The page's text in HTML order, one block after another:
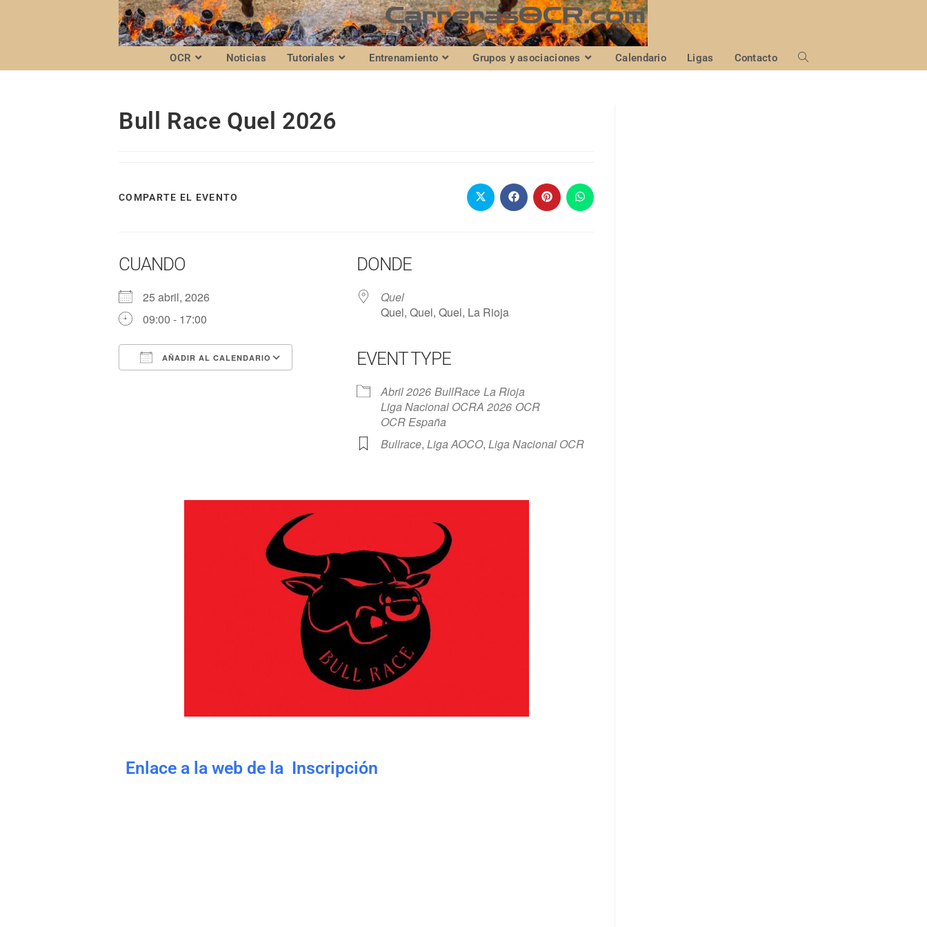
OCR Noticias Tutoriales Entrenamiento Grupos y asociaciones Calendario Ligas Contacto
Bull Race Quel 2026
COMPARTE EL EVENTO
CUANDO
25 abril, 2026
09:00 - 17:00
AÑADIR AL CALENDARIO
Google Calendar
DONDE
Quel
Quel, Quel, Quel, La Rioja
EVENT TYPE
Abril 2026 BullRace La Rioja
Liga Nacional OCRA 2026 OCR
OCR España
Bullrace, Liga AOCO, Liga Nacional OCR
Enlace a la web de la Inscripción